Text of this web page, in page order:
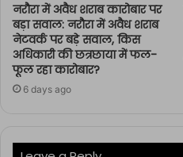
नरौरा में अवैध शराब कारोबार पर
बड़ा सवाल: नरौरा में अवैध शराब
नेटवर्क पर बड़े सवाल, किस
अधिकारी की छत्रछाया में फल-
फूल रहा कारोबार?
6 days ago